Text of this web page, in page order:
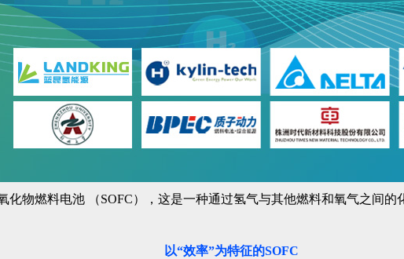
化物燃料电池 （SOFC），这是一种通过氢气与其他燃料和氧气之间
以“效率”为特征的SOFC